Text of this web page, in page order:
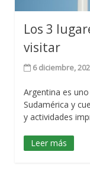
Los 3
visitar
6 diciembre,
Argentina es
Sudamérica y
y actividades
Leer más